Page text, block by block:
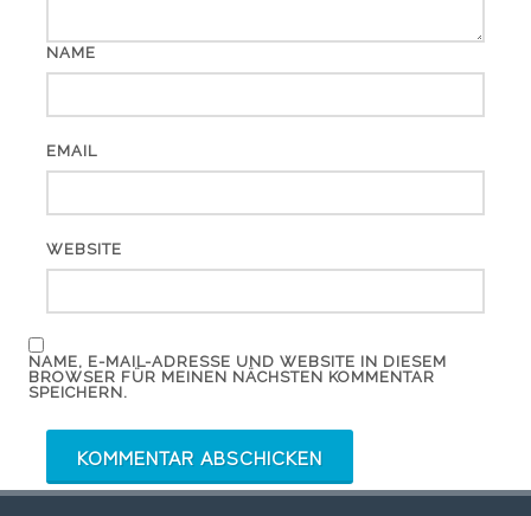
NAME
EMAIL
WEBSITE
NAME, E-MAIL-ADRESSE UND WEBSITE IN DIESEM
BROWSER FÜR MEINEN NÄCHSTEN KOMMENTAR
SPEICHERN.